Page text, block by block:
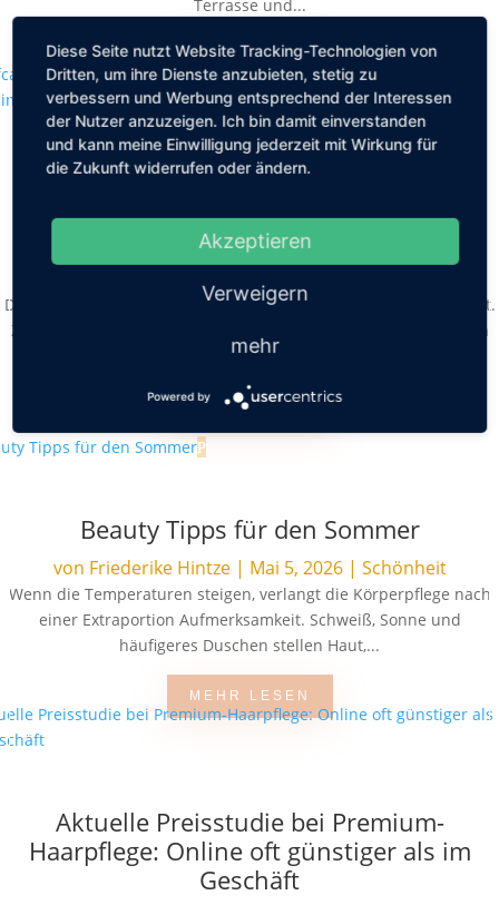
Terrasse und...
MEHR LESEN
Selfcare zuhause: Warum Bademäntel
mehr sind als nur ein Badezimmer-
Accessoire
Der Alltag fühlt sich oft voll an, manchmal auch ein wenig zu laut.
Zwischen Terminen, To do Listen und ständigem Erreichbarsein
bleibt wenig Raum...
MEHR LESEN
Beauty Tipps für den Sommer
von Friederike Hintze| Mai 5, 2026| Schönheit
Wenn die Temperaturen steigen, verlangt die Körperpflege nach
einer Extraportion Aufmerksamkeit. Schweiß, Sonne und
häufigeres Duschen stellen Haut,...
MEHR LESEN
Aktuelle Preisstudie bei Premium-
Haarpflege: Online oft günstiger als im
Geschäft
Diese Seite nutzt Website Tracking-Technologien von
Dritten, um ihre Dienste anzubieten, stetig zu
verbessern und Werbung entsprechend der Interessen
der Nutzer anzuzeigen. Ich bin damit einverstanden
und kann meine Einwilligung jederzeit mit Wirkung für
die Zukunft widerrufen oder ändern.
Akzeptieren
Verweigern
mehr
Powered by